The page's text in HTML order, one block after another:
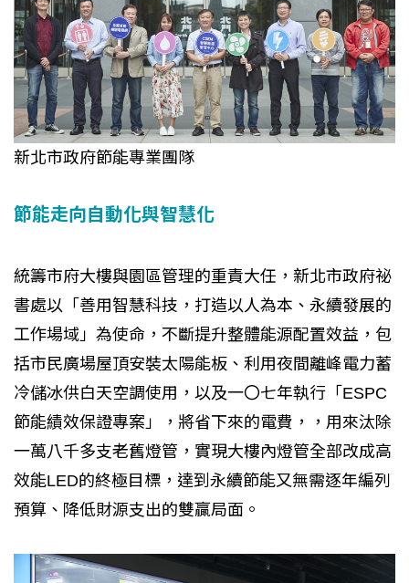
新北市政府節能專業團隊
節能走向自動化與智慧化
統籌市府大樓與園區管理的重責大任，新北市政府祕
書處以「善用智慧科技，打造以人為本、永續發展的
工作場域」為使命，不斷提升整體能源配置效益，包
括市民廣場屋頂安裝太陽能板、利用夜間離峰電力蓄
冷儲冰供白天空調使用，以及一〇七年執行「ESPC
節能績效保證專案」，將省下來的電費，，用來汰除
一萬八千多支老舊燈管，實現大樓內燈管全部改成高
效能LED的終極目標，達到永續節能又無需逐年編列
預算、降低財源支出的雙贏局面。